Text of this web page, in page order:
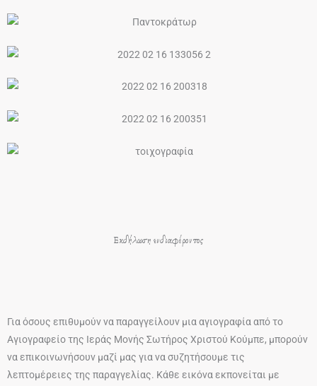
Εκδήλωση ενδιαφέροντος
Για όσους επιθυμούν να παραγγείλουν μια αγιογραφία από το
Αγιογραφείο της Ιεράς Μονής Σωτήρος Χριστού Κούμπε, μπορούν
να επικοινωνήσουν μαζί μας για να συζητήσουμε τις
λεπτομέρειες της παραγγελίας. Κάθε εικόνα εκπονείται με